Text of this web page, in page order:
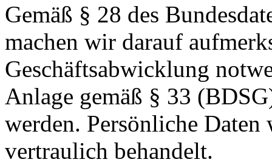
Gemäß § 28 des
machen wir darauf
Geschäftsabwicklung
Anlage gemäß § 33
werden. Persönliche
vertraulich behandelt.